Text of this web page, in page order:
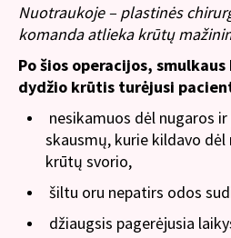
Nuotraukoje – plastinės
komanda atlieka krūtų
Po šios operacijos,
dydžio krūtis turėjusi
nesikamuos dėl nugaros
skausmų, kurie kildavo
krūtų svorio,
šiltu oru nepatirs odos
džiaugsis pagerėjusia